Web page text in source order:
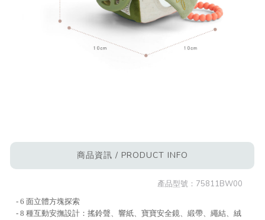
商品資訊 / PRODUCT INFO
產品型號： 75811BW00
- 6 面立體方塊探索
- 8 種互動安撫設計：搖鈴聲、響紙、寶寶安全鏡、緞帶、繩結、絨